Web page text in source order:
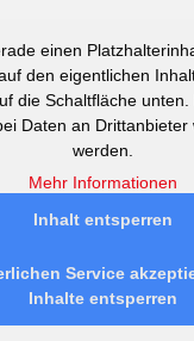
einen
den eigentlichen
die Schaltfläche
Daten an Drittanbieter
werden.
Mehr Informationen
Inhalt entsperren
Service
Inhalte entsperren